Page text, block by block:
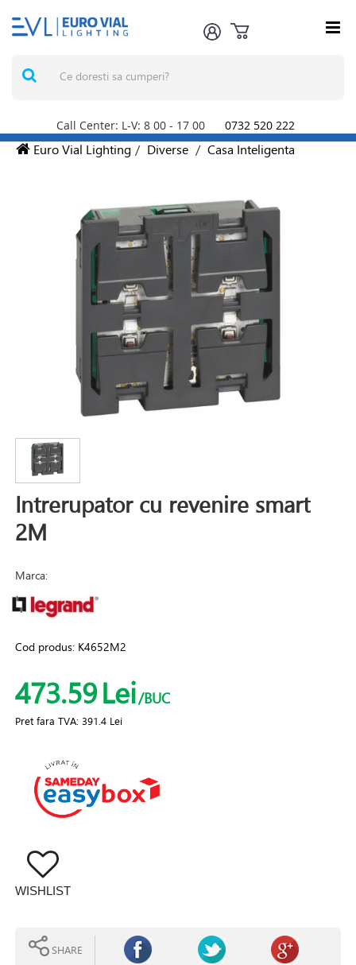
Call Center: L-V: 8 00 - 17 00 0732 520 222
Euro Vial Lighting / Diverse / Casa Inteligenta
Intrerupator cu revenire smart
2M
Marca:
Cod produs: K4652M2
473.59Lei/BUC
Pret fara TVA:391.4 Lei
WISHLIST
SHARE